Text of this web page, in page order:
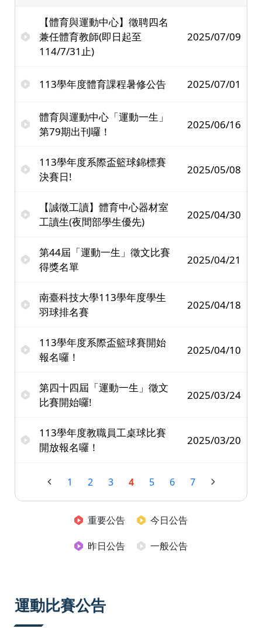
【體育與運動中心】徵聘四名
兼任體育教師(即日起至
114/7/31止)
2025/07/09
113學年度體育課程暑修公告 2025/07/01
體育與運動中心「運動一生」
第79期出刊囉！
2025/06/16
113學年度系際盃籃球錦標賽
決賽日!
2025/05/08
【誠徵工讀】體育中心器材室
工讀生(夜間部學生優先)
2025/04/30
第44屆「運動一生」徵文比賽
得獎名單
2025/04/21
南臺科技大學113學年度學生
羽球排名賽
2025/04/18
113學年度系際盃籃球賽開始
報名囉！
2025/04/10
第四十四屆「運動一生」徵文
比賽開始囉!
2025/03/24
113學年度教職員工桌球比賽
開放報名囉！
2025/03/20
1 2 3 4 5 6 7
重要公告
今日公告
昨日公告
一般公告
運動比賽公告